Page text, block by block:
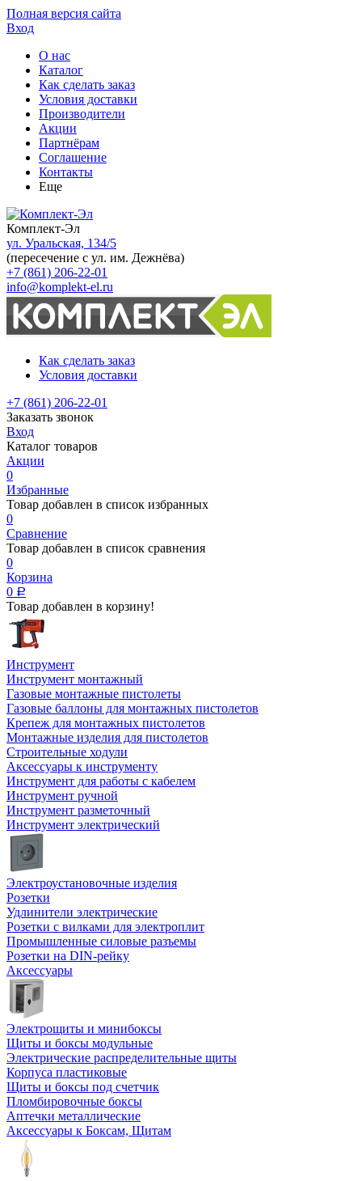
Полная версия сайта
Вход
О нас
Каталог
Как сделать заказ
Условия доставки
Производители
Акции
Партнёрам
Соглашение
Контакты
Еще
Комплект-Эл
ул. Уральская, 134/5
(пересечение с ул. им. Дежнёва)
+7 (861) 206-22-01
info@komplekt-el.ru
Как сделать заказ
Условия доставки
+7 (861) 206-22-01
Заказать звонок
Вход
Каталог товаров
Акции
0
Избранные
Товар добавлен в список избранных
0
Сравнение
Товар добавлен в список сравнения
0
Корзина
0 Р
Товар добавлен в корзину!
Инструмент
Инструмент монтажный
Газовые монтажные пистолеты
Газовые баллоны для монтажных пистолетов
Крепеж для монтажных пистолетов
Монтажные изделия для пистолетов
Строительные ходули
Аксессуары к инструменту
Инструмент для работы с кабелем
Инструмент ручной
Инструмент разметочный
Инструмент электрический
Электроустановочные изделия
Розетки
Удлинители электрические
Розетки с вилками для электроплит
Промышленные силовые разъемы
Розетки на DIN-рейку
Аксессуары
Электрощиты и минибоксы
Щиты и боксы модульные
Электрические распределительные щиты
Корпуса пластиковые
Щиты и боксы под счетчик
Пломбировочные боксы
Аптечки металлические
Аксессуары к Боксам, Щитам